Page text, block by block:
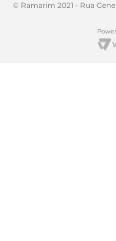
© Ramarim 2021 - Rua